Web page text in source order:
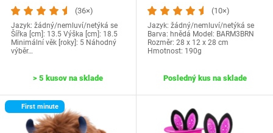
(36×)
Jazyk: žádný/nemluví/netýká se
Šířka [cm]: 13.5 Výška [cm]: 18.5
Minimální věk [roky]: 5 Náhodný
výběr…
> 5 kusov na sklade
(10×)
Jazyk: žádný/nemluví/netýká se
Barva: hnědá Model: ‎BARM3BRN
Rozměr: ‎28 x 12 x 28 cm
Hmotnost: 190g
Posledný kus na sklade
First minute